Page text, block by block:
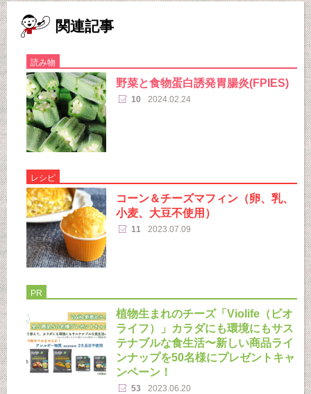
関連記事
読み物
野菜と食物蛋白誘発胃腸炎(FPIES)
10 2024.02.24
レシピ
コーン＆チーズマフィン（卵、乳、
小麦、大豆不使用）
11 2023.07.09
PR
植物生まれのチーズ「Violife（ビオ
ライフ）」カラダにも環境にもサス
テナブルな食生活〜新しい商品ライ
ンナップを50名様にプレゼントキャ
ンペーン！
53 2023.06.20